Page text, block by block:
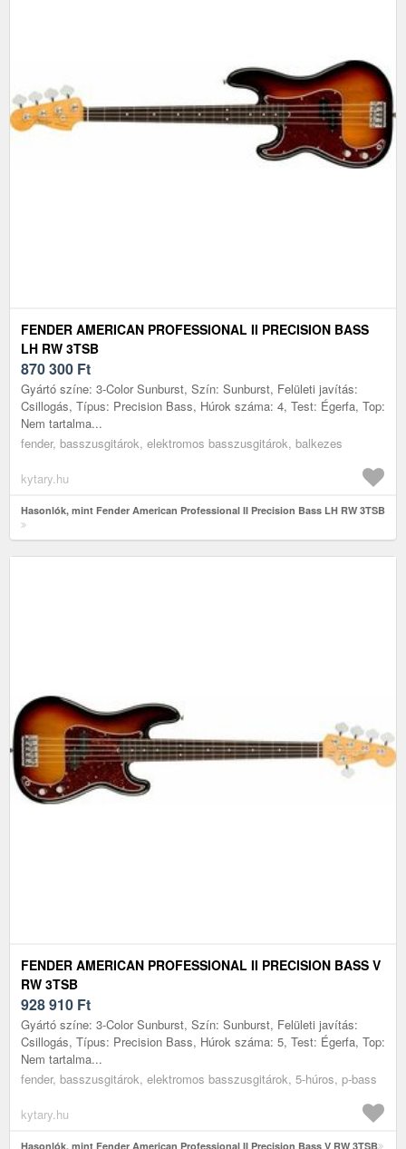
FENDER AMERICAN PROFESSIONAL II PRECISION BASS
LH RW 3TSB
870 300 Ft
Gyártó színe: 3-Color Sunburst, Szín: Sunburst, Felületi javítás:
Csillogás, Típus: Precision Bass, Húrok száma: 4, Test: Égerfa, Top:
Nem tartalma...
fender, basszusgitárok, elektromos basszusgitárok, balkezes
kytary.hu
Hasonlók, mint Fender American Professional II Precision Bass LH RW 3TSB
FENDER AMERICAN PROFESSIONAL II PRECISION BASS V
RW 3TSB
928 910 Ft
Gyártó színe: 3-Color Sunburst, Szín: Sunburst, Felületi javítás:
Csillogás, Típus: Precision Bass, Húrok száma: 5, Test: Égerfa, Top:
Nem tartalma...
fender, basszusgitárok, elektromos basszusgitárok, 5-húros, p-bass
kytary.hu
Hasonlók, mint Fender American Professional II Precision Bass V RW 3TSB